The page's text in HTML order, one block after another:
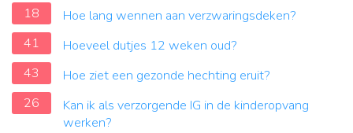
18
Hoe lang wennen aan verzwaringsdeken?
41
Hoeveel dutjes 12 weken oud?
43
Hoe ziet een gezonde hechting eruit?
26
Kan ik als verzorgende IG in de kinderopvang
werken?